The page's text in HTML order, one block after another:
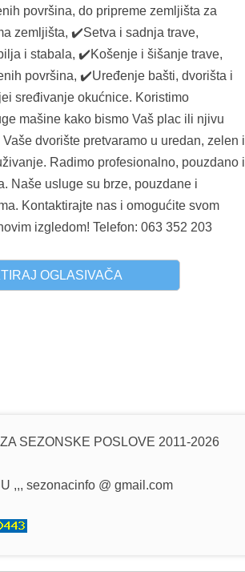
površina, do pripreme zemljišta za
zemljišta, ✔️Setva i sadnja trave,
i stabala, ✔️Košenje i šišanje trave,
površina, ✔️Uređenje bašti, dvorišta i
sređivanje okućnice. Koristimo
mašine kako bismo Vaš plac ili njivu
dvorište pretvaramo u uredan, zelen i
Radimo profesionalno, pouzdano i
Naše usluge su brze, pouzdane i
Kontaktirajte nas i omogućite svom
izgledom! Telefon: 063 352 203
OGLASIVAČA
SEZONSKE POSLOVE 2011-2026
,,, sezonacinfo @ gmail.com